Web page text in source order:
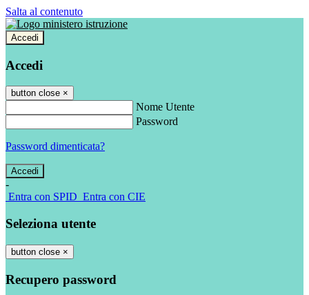
Salta al contenuto
Accedi
Accedi
button close ×
Nome Utente
Password
Password dimenticata?
-
Entra con SPID Entra con CIE
Seleziona utente
button close ×
Recupero password